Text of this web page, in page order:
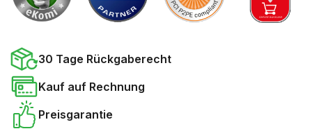
30 Tage Rückgaberecht
Kauf auf Rechnung
Preisgarantie